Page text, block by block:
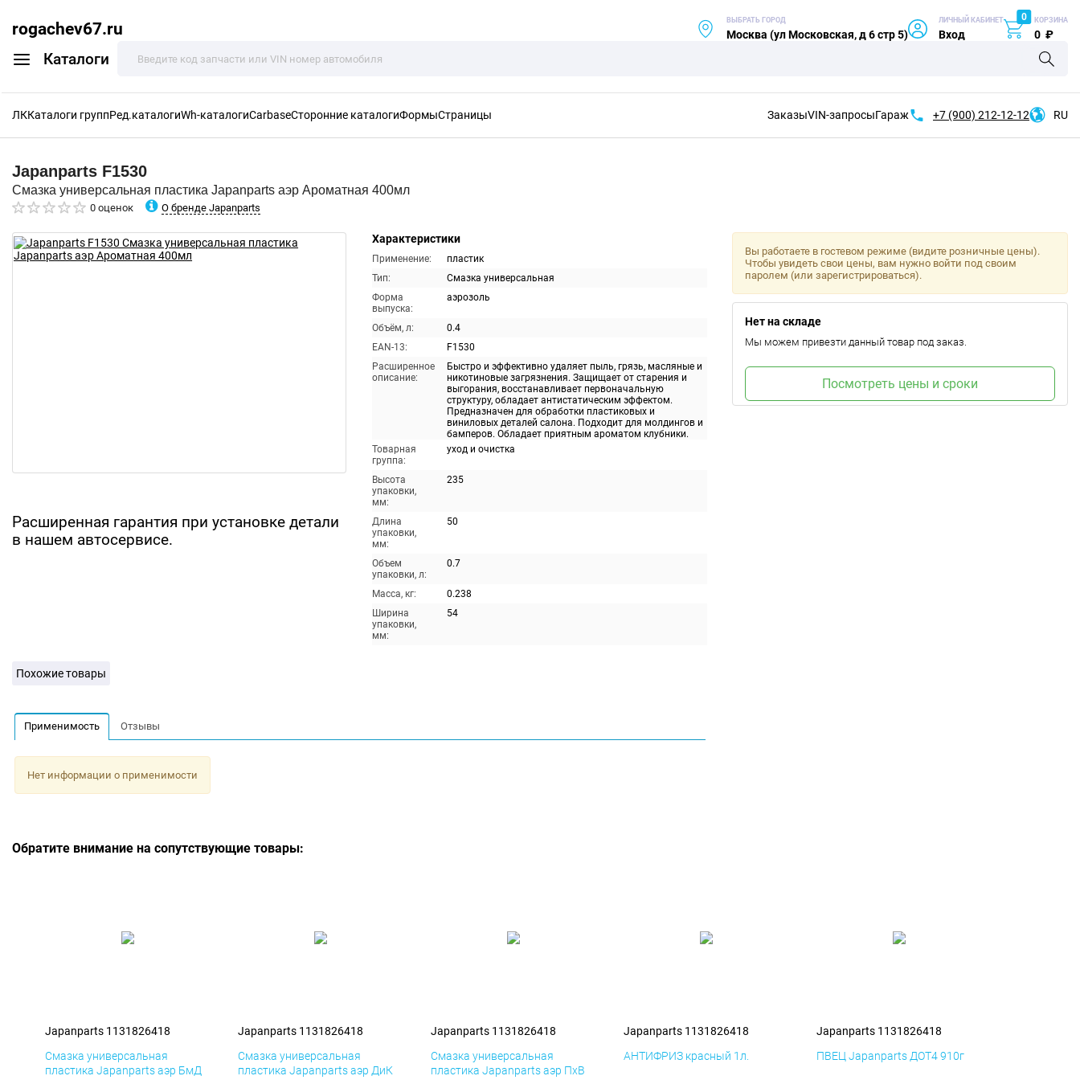
rogachev67.ru
Каталоги
ВЫБРАТЬ ГОРОД
Москва (ул Московская, д 6 стр 5)
ЛИЧНЫЙ КАБИНЕТ
Вход
0 КОРЗИНА
0 ₽
ЛККаталоги группРед.каталогиWh-каталогиCarbaseСторонние каталогиФормыСтраницы ЗаказыVIN-запросыГараж +7 (900) 212-12-12 RU
Japanparts F1530
Смазка универсальная пластика Japanparts аэр Ароматная 400мл
0 оценок О бренде Japanparts
Расширенная гарантия при установке детали
в нашем автосервисе.
Характеристики
Применение:
пластик
Тип:
Смазка универсальная
Форма
выпуска:
аэрозоль
Объём, л:
0.4
EAN-13:
F1530
Расширенное
описание:
Быстро и эффективно удаляет пыль, грязь, масляные и
никотиновые загрязнения. Защищает от старения и
выгорания, восстанавливает первоначальную
структуру, обладает антистатическим эффектом.
Предназначен для обработки пластиковых и
виниловых деталей салона. Подходит для молдингов и
бамперов. Обладает приятным ароматом клубники.
Товарная
группа:
уход и очистка
Высота
упаковки,
мм:
235
Длина
упаковки,
мм:
50
Объем
упаковки, л:
0.7
Масса, кг:
0.238
Ширина
упаковки,
мм:
54
Вы работаете в гостевом режиме (видите розничные цены).
Чтобы увидеть свои цены, вам нужно войти под своим
паролем (или зарегистрироваться).
Нет на складе
Мы можем привезти данный товар под заказ.
Посмотреть цены и сроки
Похожие товары
Применимость Отзывы
Нет информации о применимости
Обратите внимание на сопутствующие товары:
Japanparts 1131826418
Смазка универсальная
пластика Japanparts аэр БмД
Japanparts 1131826418
Смазка универсальная
пластика Japanparts аэр ДиК
Japanparts 1131826418
Смазка универсальная
пластика Japanparts аэр ПхВ
Japanparts 1131826418
АНТИФРИЗ красный 1л.
Japanparts 1131826418
ПВЕЦ Japanparts ДОТ4 910г